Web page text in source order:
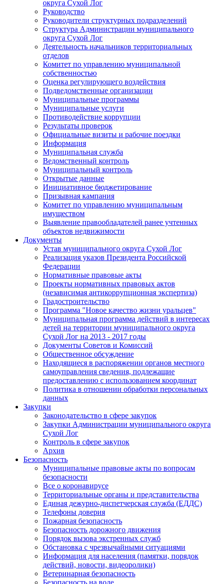
округа Сухой Лог
Руководство
Руководители структурных подразделений
Структура Администрации муниципального
округа Сухой Лог
Деятельность начальников территориальных
отделов
Комитет по управлению муниципальной
собственностью
Оценка регулирующего воздействия
Подведомственные организации
Муниципальные программы
Муниципальные услуги
Противодействие коррупции
Результаты проверок
Официальные визиты и рабочие поездки
Информация
Муниципальная служба
Ведомственный контроль
Муниципальный контроль
Открытые данные
Инициативное бюджетирование
Призывная кампания
Комитет по управлению муниципальным
имуществом
Выявление правообладателей ранее учтенных
объектов недвижимости
Документы
Устав муниципального округа Сухой Лог
Реализация указов Президента Российской
Федерации
Нормативные правовые акты
Проекты нормативных правовых актов
(независимая антикоррупционная экспертиза)
Градостроительство
Программа "Новое качество жизни уральцев"
Муниципальная программа действий в интересах
детей на территории муниципального округа
Сухой Лог на 2013 - 2017 годы
Документы Советов и Комиссий
Общественное обсуждение
Находящиеся в распоряжении органов местного
самоуправления сведения, подлежащие
предоставлению с использованием координат
Политика в отношении обработки персональных
данных
Закупки
Законодательство в сфере закупок
Закупки Администрации муниципального округа
Сухой Лог
Контроль в сфере закупок
Архив
Безопасность
Муниципальные правовые акты по вопросам
безопасности
Все о коронавирусе
Территориальные органы и представительства
Единая дежурно-диспетчерская служба (ЕДДС)
Телефоны доверия
Пожарная безопасность
Безопасность дорожного движения
Порядок вызова экстренных служб
Обстановка с чрезвычайными ситуациями
Информация для населения (памятки, порядок
действий, новости, видеоролики)
Ветеринарная безопасность
Безопасность на воде